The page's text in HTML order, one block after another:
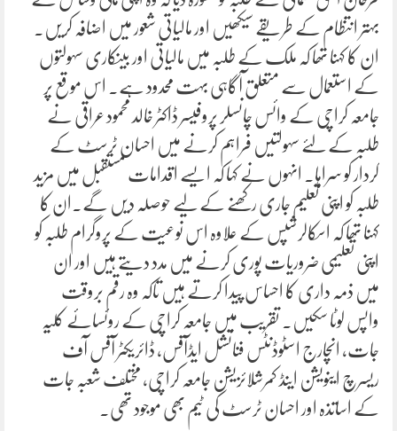
بہتر انتظام کے طریقے سیکھیں اور مالیاتی شعور میں اضافہ کریں۔
ان کا کہنا تھا کہ ملک کے طلبہ میں مالیاتی اور بینکاری سہولتوں
کے استعمال سے متعلق آگاہی بہت محدود ہے۔ اس موقع پر
جامعہ کراچی کے وائس چانسلر پروفیسر ڈاکٹر خالد محمود عراقی نے
طلبہ کے لئے سہولتیں فراہم کرنے میں احسان ٹرسٹ کے
کردار کو سراہا۔ انہوں نے کہا کہ ایسے اقدامات مستقبل میں مزید
طلبہ کو اپنی تعلیم جاری رکھنے کے لیے حوصلہ دیں گے۔ان کا
کہنا تھا کہ اسکالرشپس کے علاوہ اس نوعیت کے پروگرام طلبہ کو
اپنی تعلیمی ضروریات پوری کرنے میں مدد دیتے ہیں اور ان
میں ذمہ داری کا احساس پیدا کرتے ہیں تاکہ وہ رقم بروقت
واپس لوٹا سکیں۔ تقریب میں جامعہ کراچی کے روئسائے کلیہ
جات، انچارج اسٹوڈنٹس فنانشل ایڈآفس، ڈائریکٹر آفس آف
ریسرچ اینویشن اینڈ کمرشلائزیشن جامعہ کراچی، مختلف شعبہ جات
کے اساتذہ اور احسان ٹرسٹ کی ٹیم بھی موجود تھی۔